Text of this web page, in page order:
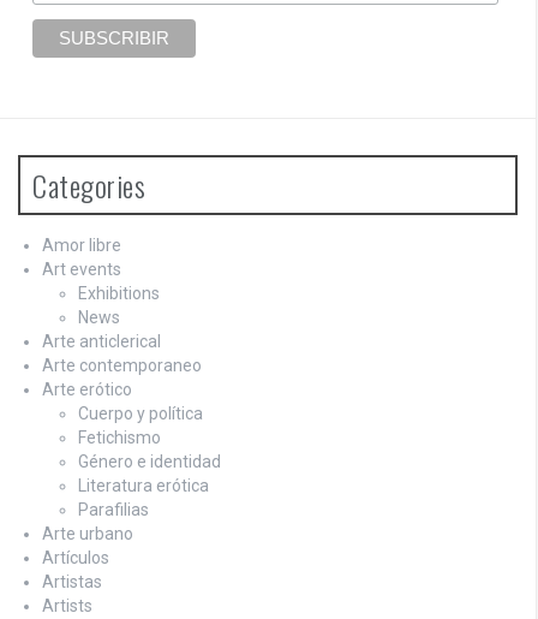
Categories
Amor libre
Art events
Exhibitions
News
Arte anticlerical
Arte contemporaneo
Arte erótico
Cuerpo y política
Fetichismo
Género e identidad
Literatura erótica
Parafilias
Arte urbano
Artículos
Artistas
Artists